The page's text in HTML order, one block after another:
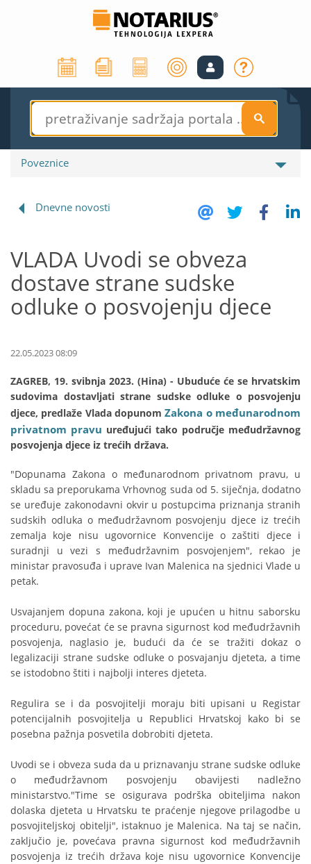
S
Poveznice
Dnevne novosti
VLADA Uvodi se obveza
dostave strane sudske
odluke o posvojenju djece
22.05.2023 08:09
ZAGREB, 19. svibnja 2023. (Hina) - Ubuduće će se hrvatskim
sudovima dostavljati strane sudske odluke o posvojenju
djece, predlaže Vlada dopunomZakona o međunarodnom
privatnom pravu uređujući tako područje međudržavnog
posvojenja djece iz trećih država.
"Dopunama Zakona o međunarodnom privatnom pravu, u
skladu sa preporukama Vrhovnog suda od 5. siječnja, dodatno
se uređuje zakonodavni okvir u postupcima priznanja stranih
sudskih odluka o međudržavnom posvojenju djece iz trećih
zemalja koje nisu ugovornice Konvencije o zaštiti djece i
suradnji u vezi s međudržavnim posvojenjem", rekao je
ministar pravosuđa i uprave Ivan Malenica na sjednici Vlade u
petak.
Usvajanjem dopuna zakona, koji je upućen u hitnu saborsku
proceduru, povećat će se pravna sigurnost kod međudržavnih
posvojenja, naglasio je, budući da će se tražiti dokaz o
legalizaciji strane sudske odluke o posvajanju djeteta, a time
se istodobno štiti i najbolji interes djeteta.
Regulira se i da posvojitelji moraju biti upisani u Registar
potencijalnih posvojitelja u Republici Hrvatskoj kako bi se
posebna pažnja posvetila dobrobiti djeteta.
Uvodi se i obveza suda da u priznavanju strane sudske odluke
o međudržavnom posvojenju obavijesti nadležno
ministarstvo."Time se osigurava podrška obiteljima nakon
dolaska djeteta u Hrvatsku te praćenje njegove prilagodbe u
posvojiteljskoj obitelji", istaknuo je Malenica. Na taj se način,
zaključio je, povećava pravna sigurnost kod međudržavnih
posvojenja iz trećih država koje nisu ugovornice Konvencije